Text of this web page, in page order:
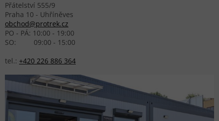
Přátelství 555/9
Praha 10 - Uhříněves
obchod@protrek.cz
PO - PÁ: 10:00 - 19:00
SO: 09:00 - 15:00
tel.: +420 226 886 364